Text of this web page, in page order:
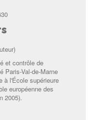
et contrôle de
Paris-Val-de-Marne
à l'École supérieure
européenne des
2005).